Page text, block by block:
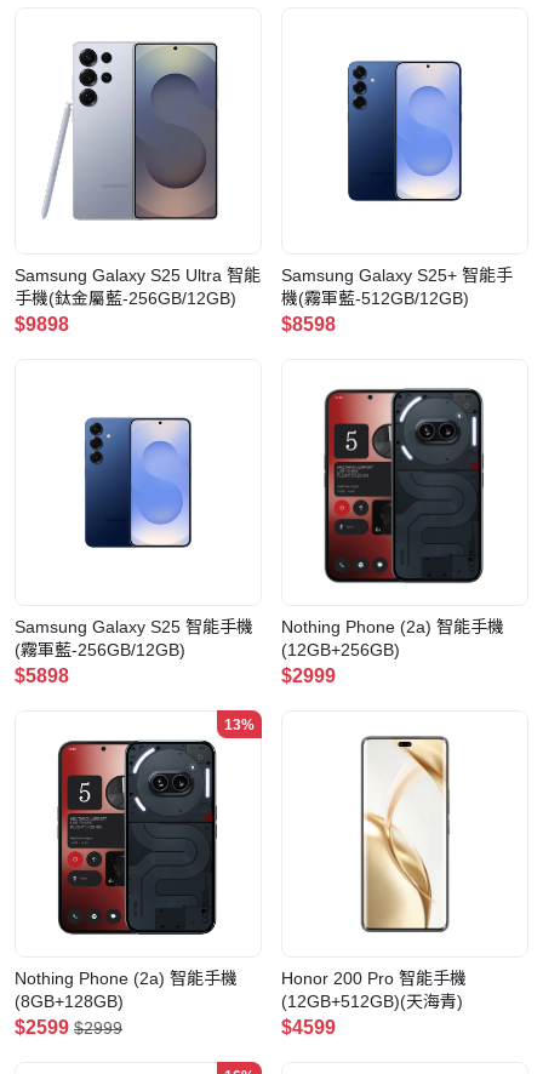
Samsung Galaxy S25 Ultra 智能
手機(鈦金屬藍-256GB/12GB)
$9898
Samsung Galaxy S25+ 智能手
機(霧軍藍-512GB/12GB)
$8598
Samsung Galaxy S25 智能手機
(霧軍藍-256GB/12GB)
$5898
Nothing Phone (2a) 智能手機
(12GB+256GB)
$2999
13%
Nothing Phone (2a) 智能手機
(8GB+128GB)
$2599 $2999
Honor 200 Pro 智能手機
(12GB+512GB)(天海青)
$4599